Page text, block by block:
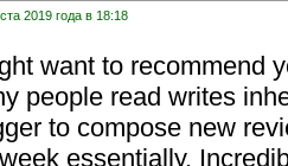
2019 года в 18:18
want to recommend
people read writes
to compose new
essentially.